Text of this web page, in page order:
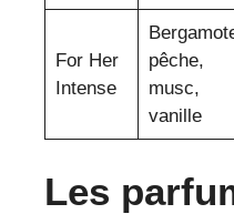
For Her
Intense
pêche,
musc,
vanille
Les